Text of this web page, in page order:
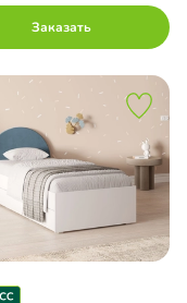
Заказать